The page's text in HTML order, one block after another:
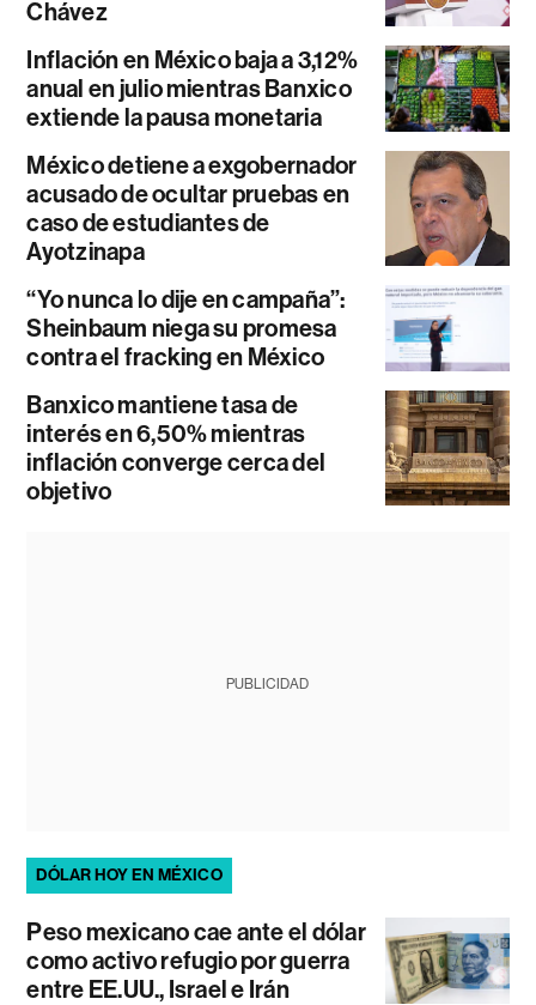
Chávez
Inflación en México baja a 3,12%
anual en julio mientras Banxico
extiende la pausa monetaria
México detiene a exgobernador
acusado de ocultar pruebas en
caso de estudiantes de
Ayotzinapa
“Yo nunca lo dije en campaña”:
Sheinbaum niega su promesa
contra el fracking en México
Banxico mantiene tasa de
interés en 6,50% mientras
inflación converge cerca del
objetivo
PUBLICIDAD
DÓLAR HOY EN MÉXICO
Peso mexicano cae ante el dólar
como activo refugio por guerra
entre EE.UU., Israel e Irán